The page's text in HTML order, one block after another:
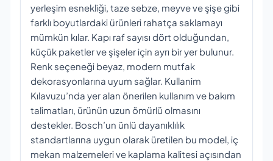
yerleşim esnekliği, taze sebze, meyve ve şişe gibi
farklı boyutlardaki ürünleri rahatça saklamayı
mümkün kılar. Kapı raf sayısı dört olduğundan,
küçük paketler ve şişeler için ayrı bir yer bulunur.
Renk seçeneği beyaz, modern mutfak
dekorasyonlarına uyum sağlar. Kullanim
Kılavuzu’nda yer alan önerilen kullanım ve bakım
talimatları, ürünün uzun ömürlü olmasını
destekler. Bosch’un ünlü dayanıklılık
standartlarına uygun olarak üretilen bu model, iç
mekan malzemeleri ve kaplama kalitesi açısından